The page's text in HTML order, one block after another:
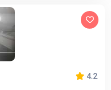
4.2